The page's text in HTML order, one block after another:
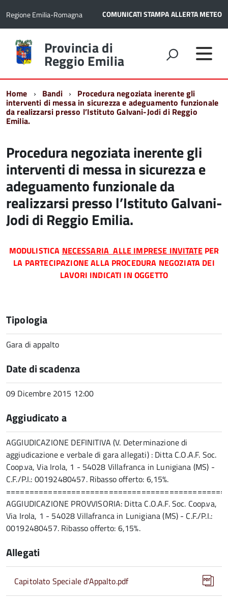
Regione Emilia-Romagna COMUNICATI STAMPAALLERTA METEO
Torna
alla
home
Provincia di
Reggio Emilia
Home Bandi Procedura negoziata inerente gli
interventi di messa in sicurezza e adeguamento funzionale
da realizzarsi presso l’Istituto Galvani-Jodi di Reggio
Emilia.
Procedura negoziata inerente gli
interventi di messa in sicurezza e
adeguamento funzionale da
realizzarsi presso l’Istituto Galvani-
Jodi di Reggio Emilia.
MODULISTICA NECESSARIA ALLE IMPRESE INVITATEPER
LA PARTECIPAZIONE ALLA PROCEDURA NEGOZIATA DEI
LAVORI INDICATI IN OGGETTO
Tipologia
Gara di appalto
Date di scadenza
09 Dicembre 2015 12:00
Aggiudicato a
AGGIUDICAZIONE DEFINITIVA (V. Determinazione di
aggiudicazione e verbale di gara allegati) : Ditta C.O.A.F. Soc.
Coop.va, Via Irola, 1 - 54028 Villafranca in Lunigiana (MS) -
C.F./P.I.: 00192480457. Ribasso offerto: 6,15%.
AGGIUDICAZIONE PROVVISORIA: Ditta C.O.A.F. Soc. Coop.va,
Via Irola, 1 - 54028 Villafranca in Lunigiana (MS) - C.F./P.I.:
00192480457. Ribasso offerto: 6,15%.
Allegati
Capitolato Speciale d'Appalto.pdf